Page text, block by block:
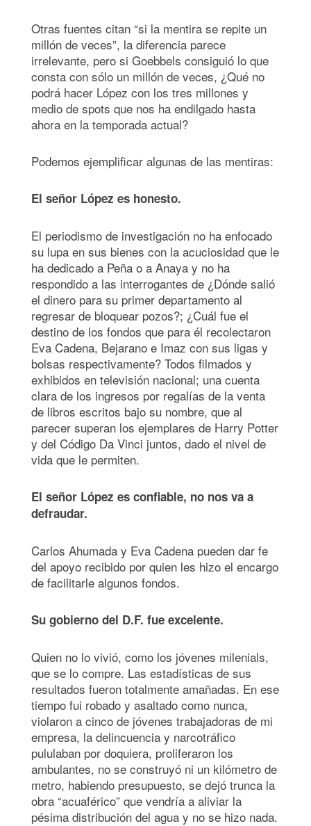
Otras fuentes citan “si la mentira se repite un
millón de veces”, la diferencia parece
irrelevante, pero si Goebbels consiguió lo que
consta con sólo un millón de veces, ¿Qué no
podrá hacer López con los tres millones y
medio de spots que nos ha endilgado hasta
ahora en la temporada actual?
Podemos ejemplificar algunas de las mentiras:
El señor López es honesto.
El periodismo de investigación no ha enfocado
su lupa en sus bienes con la acuciosidad que le
ha dedicado a Peña o a Anaya y no ha
respondido a las interrogantes de ¿Dónde salió
el dinero para su primer departamento al
regresar de bloquear pozos?; ¿Cuál fue el
destino de los fondos que para él recolectaron
Eva Cadena, Bejarano e Imaz con sus ligas y
bolsas respectivamente? Todos filmados y
exhibidos en televisión nacional; una cuenta
clara de los ingresos por regalías de la venta
de libros escritos bajo su nombre, que al
parecer superan los ejemplares de Harry Potter
y del Código Da Vinci juntos, dado el nivel de
vida que le permiten.
El señor López es confiable, no nos va a
defraudar.
Carlos Ahumada y Eva Cadena pueden dar fe
del apoyo recibido por quien les hizo el encargo
de facilitarle algunos fondos.
Su gobierno del D.F. fue excelente.
Quien no lo vivió, como los jóvenes milenials,
que se lo compre. Las estadísticas de sus
resultados fueron totalmente amañadas. En ese
tiempo fui robado y asaltado como nunca,
violaron a cinco de jóvenes trabajadoras de mi
empresa, la delincuencia y narcotráfico
pululaban por doquiera, proliferaron los
ambulantes, no se construyó ni un kilómetro de
metro, habiendo presupuesto, se dejó trunca la
obra “acuaférico” que vendría a aliviar la
pésima distribución del agua y no se hizo nada.